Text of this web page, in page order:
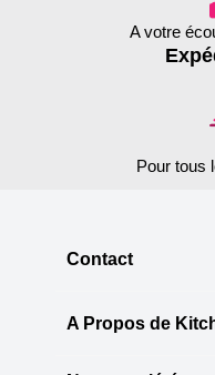
A votre
Pour tous
Contact
A Propos de